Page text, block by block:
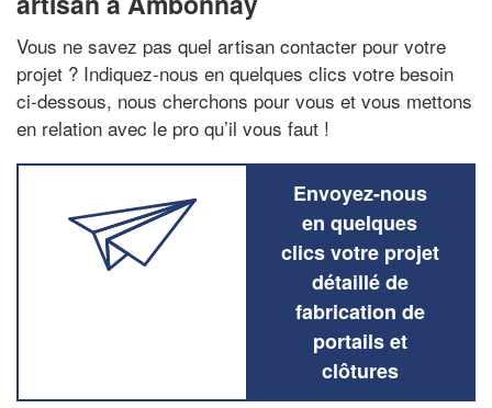
Vous ne savez pas quel artisan contacter pour votre
projet ? Indiquez-nous en quelques clics votre besoin
ci-dessous, nous cherchons pour vous et vous mettons
en relation avec le pro qu’il vous faut !
Envoyez-nous
en quelques
clics votre projet
détaillé de
fabrication de
portails et
clôtures